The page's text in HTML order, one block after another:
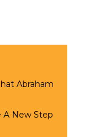
Abraham
A New Step